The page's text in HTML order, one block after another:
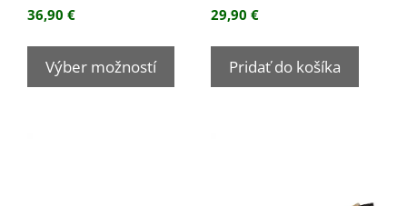
36,90 €
Výber možností
Tento
má
29,90 €
Pridať do košíka